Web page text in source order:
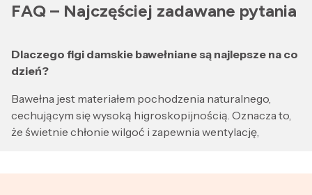
FAQ – Najczęściej zadawane pytania
Dlaczego figi damskie bawełniane są najlepsze na co
dzień?
Bawełna jest materiałem pochodzenia naturalnego,
cechującym się wysoką higroskopijnością. Oznacza to,
że świetnie chłonie wilgoć i zapewnia wentylację,